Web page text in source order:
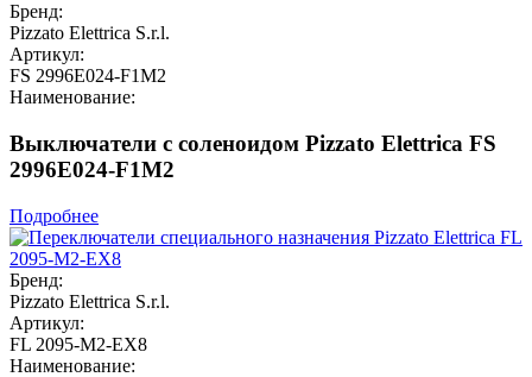
Бренд:
Pizzato Elettrica S.r.l.
Артикул:
FS 2996E024-F1M2
Наименование:
Выключатели с соленоидом Pizzato Elettrica FS
2996E024-F1M2
Подробнее
Бренд:
Pizzato Elettrica S.r.l.
Артикул:
FL 2095-M2-EX8
Наименование: